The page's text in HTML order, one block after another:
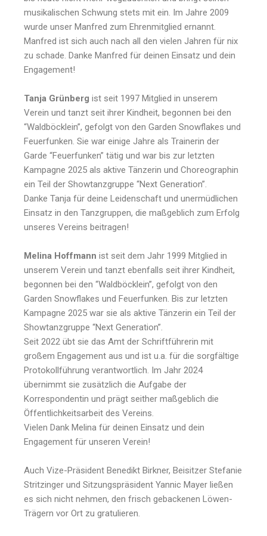
musikalischen Schwung stets mit ein. Im Jahre 2009
wurde unser Manfred zum Ehrenmitglied ernannt.
Manfred ist sich auch nach all den vielen Jahren für nix
zu schade. Danke Manfred für deinen Einsatz und dein
Engagement!
Tanja Grünberg ist seit 1997 Mitglied in unserem
Verein und tanzt seit ihrer Kindheit, begonnen bei den
“Waldböcklein”, gefolgt von den Garden Snowflakes und
Feuerfunken. Sie war einige Jahre als Trainerin der
Garde “Feuerfunken” tätig und war bis zur letzten
Kampagne 2025 als aktive Tänzerin und Choreographin
ein Teil der Showtanzgruppe “Next Generation”.
Danke Tanja für deine Leidenschaft und unermüdlichen
Einsatz in den Tanzgruppen, die maßgeblich zum Erfolg
unseres Vereins beitragen!
Melina Hoffmann ist seit dem Jahr 1999 Mitglied in
unserem Verein und tanzt ebenfalls seit ihrer Kindheit,
begonnen bei den “Waldböcklein”, gefolgt von den
Garden Snowflakes und Feuerfunken. Bis zur letzten
Kampagne 2025 war sie als aktive Tänzerin ein Teil der
Showtanzgruppe “Next Generation”.
Seit 2022 übt sie das Amt der Schriftführerin mit
großem Engagement aus und ist u.a. für die sorgfältige
Protokollführung verantwortlich. Im Jahr 2024
übernimmt sie zusätzlich die Aufgabe der
Korrespondentin und prägt seither maßgeblich die
Öffentlichkeitsarbeit des Vereins.
Vielen Dank Melina für deinen Einsatz und dein
Engagement für unseren Verein!
Auch Vize-Präsident Benedikt Birkner, Beisitzer Stefanie
Stritzinger und Sitzungspräsident Yannic Mayer ließen
es sich nicht nehmen, den frisch gebackenen Löwen-
Trägern vor Ort zu gratulieren.